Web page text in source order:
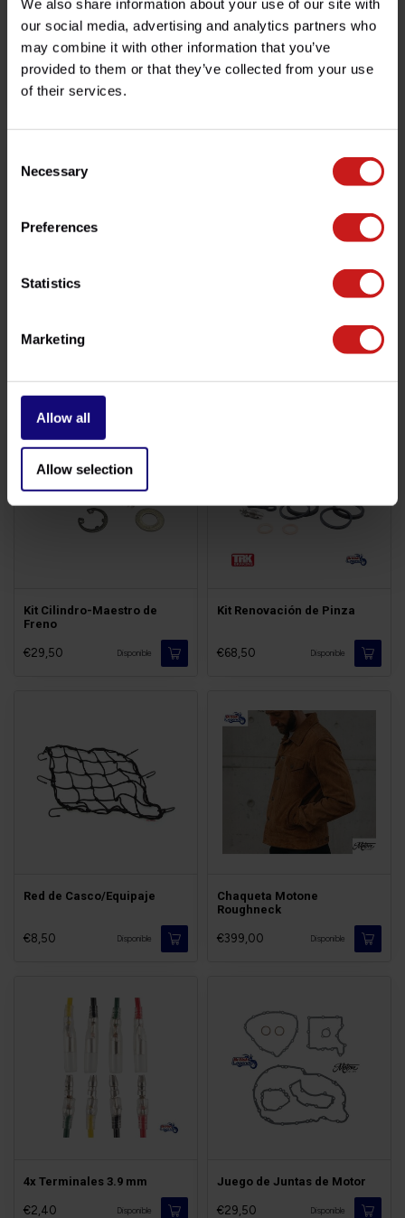
We also share information about your use of our site with
our social media, advertising and analytics partners who
may combine it with other information that you’ve
provided to them or that they’ve collected from your use
of their services.
Selection
Necessary
Preferences
Statistics
Marketing
Allow all
Allow selection
Filtro de Aceite Triumph
€10,50 Disponible
Soporte Báscula de Rueda
Motone Revolver Chaqueta
Kit Cilindro-Maestro de
Freno
€29,50 Disponible
Kit Renovación de Pinza
€68,50 Disponible
Red de Casco/Equipaje
€8,50 Disponible
Chaqueta Motone
Roughneck
€399,00 Disponible
4x Terminales 3.9 mm
€2,40 Disponible
Juego de Juntas de Motor
€29,50 Disponible